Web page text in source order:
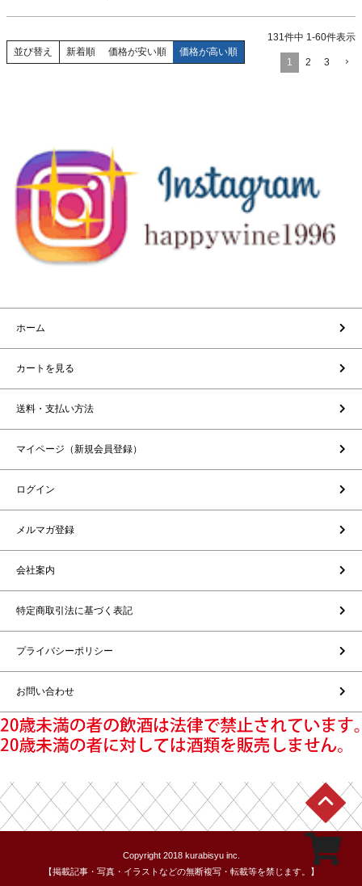
並び替え 新着順 価格が安い順 価格が高い順
131件中 1-60件表示
1 2 3
ホーム
カートを見る
送料・支払い方法
マイページ（新規会員登録）
ログイン
メルマガ登録
会社案内
特定商取引法に基づく表記
プライバシーポリシー
お問い合わせ
Copyright 2018 kurabisyu inc.
【掲載記事・写真・イラストなどの無断複写・転載等を禁じます。】